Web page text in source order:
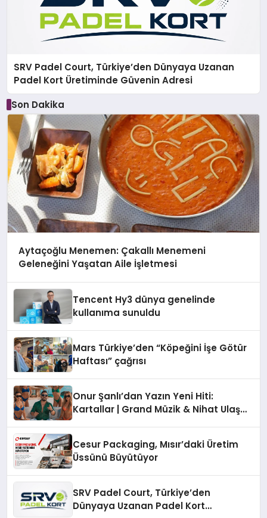
SRV Padel Court, Türkiye’den Dünyaya Uzanan
Padel Kort Üretiminde Güvenin Adresi
Son Dakika
Aytaçoğlu Menemen: Çakallı Menemeni
Geleneğini Yaşatan Aile İşletmesi
Tencent Hy3 dünya genelinde
kullanıma sunuldu
Mars Türkiye’den “Köpeğini İşe Götür
Haftası” çağrısı
Onur Şanlı’dan Yazın Yeni Hiti:
Kartallar | Grand Müzik & Nihat Ulaş
Cesur Packaging, Mısır’daki Üretim
Üssünü Büyütüyor
SRV Padel Court, Türkiye’den
Dünyaya Uzanan Padel Kort